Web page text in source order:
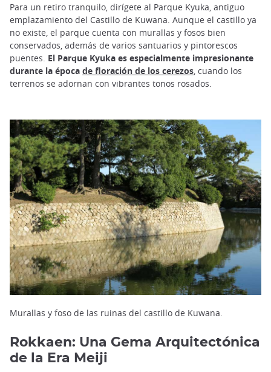
Para un retiro tranquilo, dirígete al Parque Kyuka, antiguo
emplazamiento del Castillo de Kuwana. Aunque el castillo ya
no existe, el parque cuenta con murallas y fosos bien
conservados, además de varios santuarios y pintorescos
puentes. El Parque Kyuka es especialmente impresionante
durante la época de floración de los cerezos , cuando los
terrenos se adornan con vibrantes tonos rosados.
Murallas y foso de las ruinas del castillo de Kuwana.
Rokkaen: Una Gema Arquitectónica
de la Era Meiji